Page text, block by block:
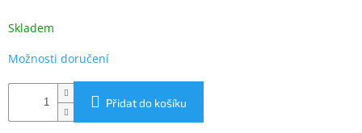
Rozšíření
záruk
pojištění
Splátky
cena:
Skladem
Možnosti doručení
Přidat do košíku